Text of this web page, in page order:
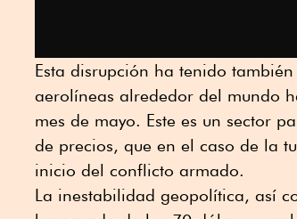
Esta disrupción ha tenido
aerolíneas alrededor del mundo
mes de mayo. Este es un sector
de precios, que en el caso de la
inicio del conflicto armado.
La inestabilidad geopolítica, así